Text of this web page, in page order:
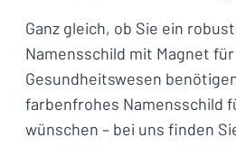
Ganz gleich, ob Sie ein
Namensschild mit Magnet
Gesundheitswesen
farbenfrohes Namensschild
wünschen – bei uns finden